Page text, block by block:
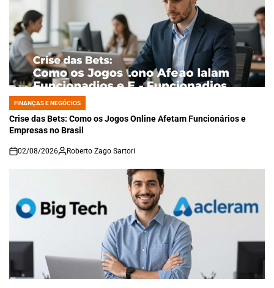
POSTED
IN
FINANÇAS E NEGÓCIOS
Crise das Bets: Como os Jogos Online Afetam Funcionários e
Empresas no Brasil
on
02/08/2026 Roberto Zago Sartori